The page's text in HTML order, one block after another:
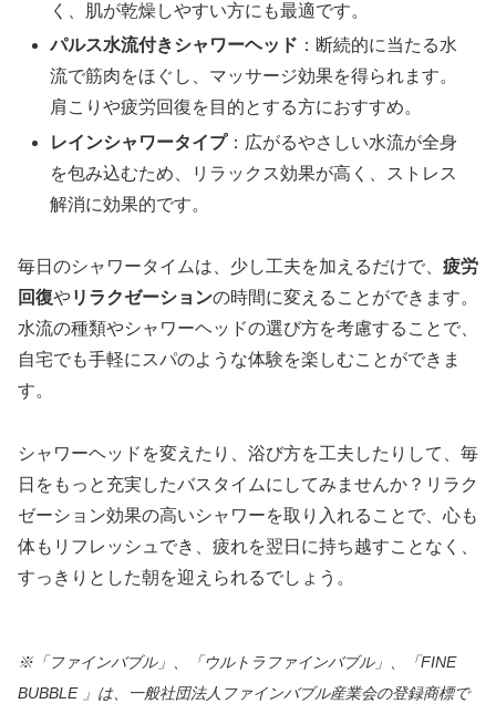
く、肌が乾燥しやすい方にも最適です。
パルス水流付きシャワーヘッド ：断続的に当たる水
流で筋肉をほぐし、マッサージ効果を得られます。
肩こりや疲労回復を目的とする方におすすめ。
レインシャワータイプ：広がるやさしい水流が全身
を包み込むため、リラックス効果が高く、ストレス
解消に効果的です。
毎日のシャワータイムは、少し工夫を加えるだけで、 疲労
回復やリラクゼーションの時間に変えることができます。
水流の種類やシャワーヘッドの選び方を考慮することで、
自宅でも手軽にスパのような体験を楽しむことができま
す。
シャワーヘッドを変えたり、浴び方を工夫したりして、毎
日をもっと充実したバスタイムにしてみませんか？リラク
ゼーション効果の高いシャワーを取り入れることで、心も
体もリフレッシュでき、疲れを翌日に持ち越すことなく、
すっきりとした朝を迎えられるでしょう。
※「ファインバブル」、「ウルトラファインバブル」、「FINE
BUBBLE 」は、一般社団法人ファインバブル産業会の登録商標で